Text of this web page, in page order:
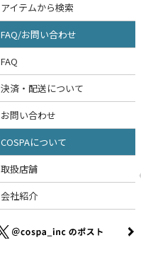
アイテムから検索
FAQ/お問い合わせ
FAQ
決済・配送について
お問い合わせ
COSPAについて
取扱店舗
会社紹介